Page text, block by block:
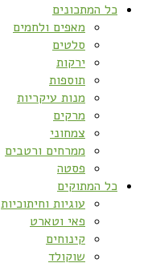
כל המתכונים
מאפים ולחמים
סלטים
ירקות
תוספות
מנות עיקריות
מרקים
צמחוני
ממרחים ורטבים
פסטה
כל המתוקים
עוגיות וחיתוכיות
פאי וטארט
קינוחים
שוקולד